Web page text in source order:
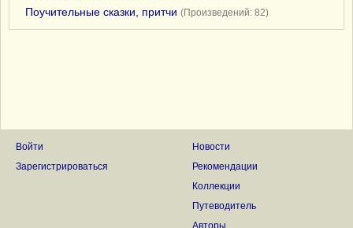
Поучительные сказки, притчи (Произведений: 82)
Войти
Зарегистрироваться
Новости
Рекомендации
Коллекции
Путеводитель
Авторы